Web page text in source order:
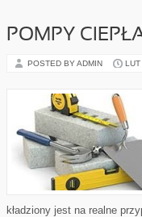
POMPY
POSTED BY ADMIN
kładziony jest na realne